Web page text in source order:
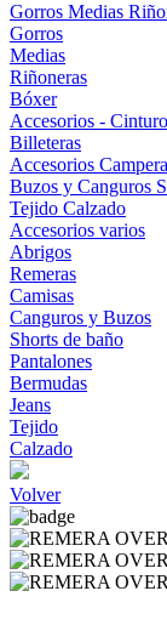
Gorros Medias
Gorros
Medias
Riñoneras
Bóxer
Accesorios -
Billeteras
Accesorios
Buzos y Canguros
Tejido Calzado
Accesorios varios
Abrigos
Remeras
Camisas
Canguros y Buzos
Shorts de baño
Pantalones
Bermudas
Jeans
Tejido
Calzado
Volver